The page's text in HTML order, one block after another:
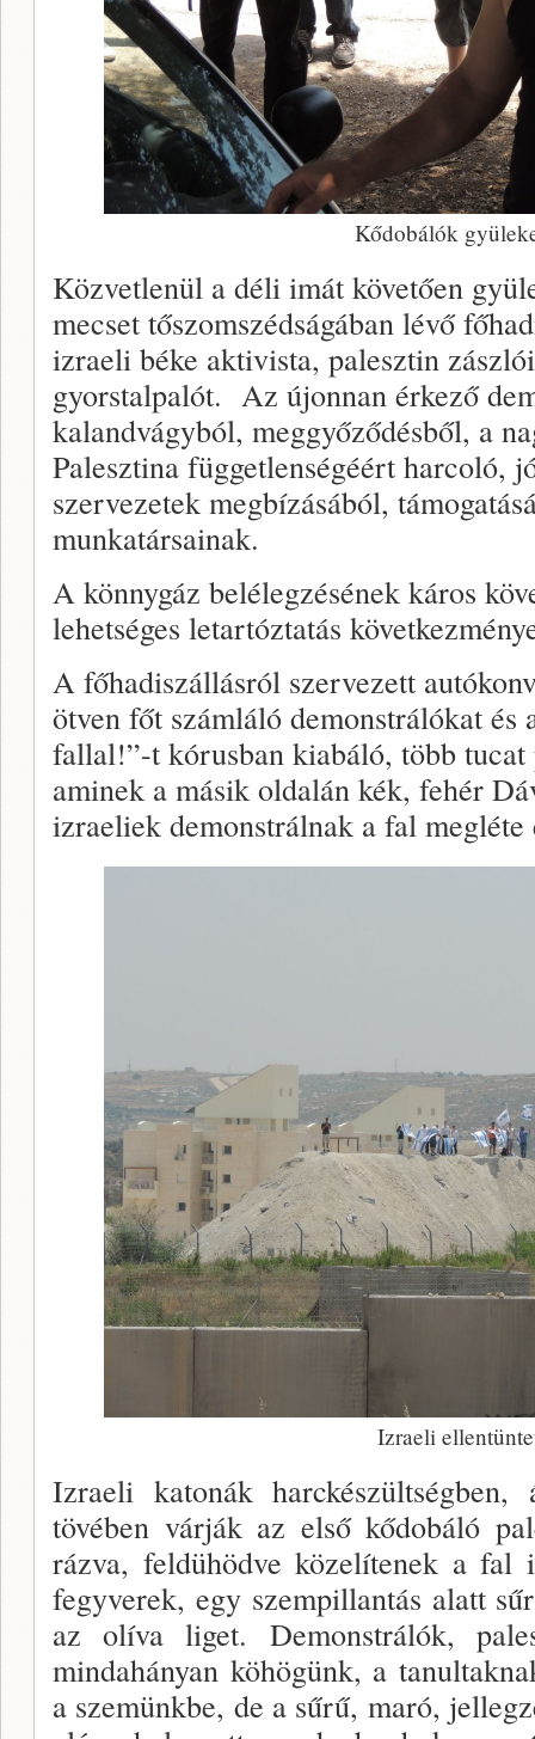
Kődobálók
Közvetlenül a déli imát követően
mecset tőszomszédságában lévő
izraeli béke aktivista, palesztin
gyorstalpalót. Az újonnan érkező
kalandvágyból, meggyőződésből, a
Palesztina függetlenségéért harcoló,
szervezetek megbízásából,
munkatársainak.
A könnygáz belélegzésének káros
lehetséges letartóztatás
A főhadiszállásról szervezett
ötven főt számláló demonstrálókat
fallal!”-t kórusban kiabáló, több
aminek a másik oldalán kék, fehér
izraeliek demonstrálnak a fal
Izraeli
Izraeli katonák
tövében várják az első kődobáló
rázva, feldühödve közelítenek a fal
fegyverek, egy szempillantás alatt
az olíva liget. Demonstrálók,
mindahányan köhögünk, a
a szemünkbe, de a sűrű, maró,